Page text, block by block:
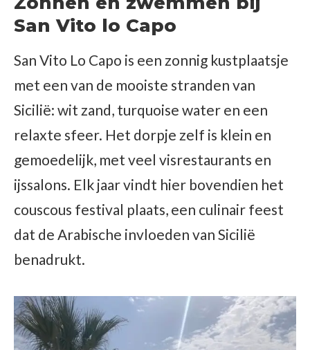
San Vito lo Capo
San Vito Lo Capo is een zonnig kustplaatsje
met een van de mooiste stranden van
Sicilië: wit zand, turquoise water en een
relaxte sfeer. Het dorpje zelf is klein en
gemoedelijk, met veel visrestaurants en
ijssalons. Elk jaar vindt hier bovendien het
couscous festival plaats, een culinair feest
dat de Arabische invloeden van Sicilië
benadrukt.